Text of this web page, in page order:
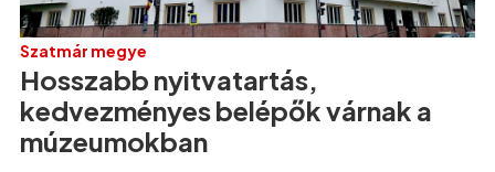
Szatmár megye
Hosszabb nyitvatartás,
kedvezményes belépők várnak a
múzeumokban